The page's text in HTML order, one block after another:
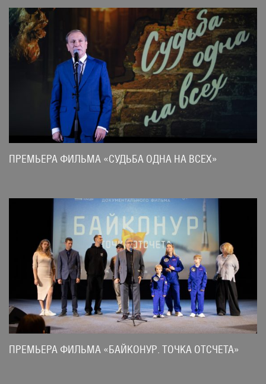
ПРЕМЬЕРА ФИЛЬМА «СУДЬБА ОДНА НА ВСЕХ»
ПРЕМЬЕРА ФИЛЬМА «БАЙКОНУР. ТОЧКА ОТСЧЕТА»